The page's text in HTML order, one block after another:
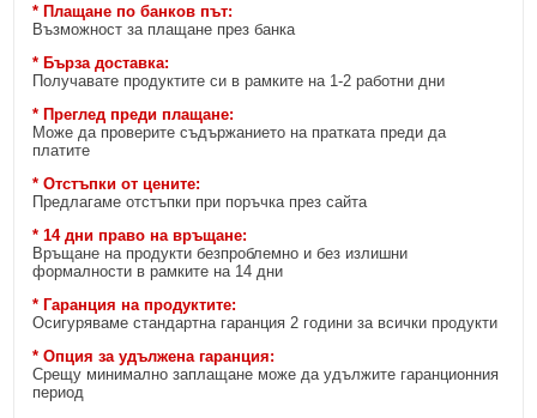
* Плащане по банков път:
Възможност за плащане през банка
* Бърза доставка:
Получавате продуктите си в рамките на 1-2 работни дни
* Преглед преди плащане:
Може да проверите съдържанието на пратката преди да
платите
* Отстъпки от цените:
Предлагаме отстъпки при поръчка през сайта
* 14 дни право на връщане:
Връщане на продукти безпроблемно и без излишни
формалности в рамките на 14 дни
* Гаранция на продуктите:
Осигуряваме стандартна гаранция 2 години за всички продукти
* Опция за удължена гаранция:
Срещу минимално заплащане може да удължите гаранционния
период